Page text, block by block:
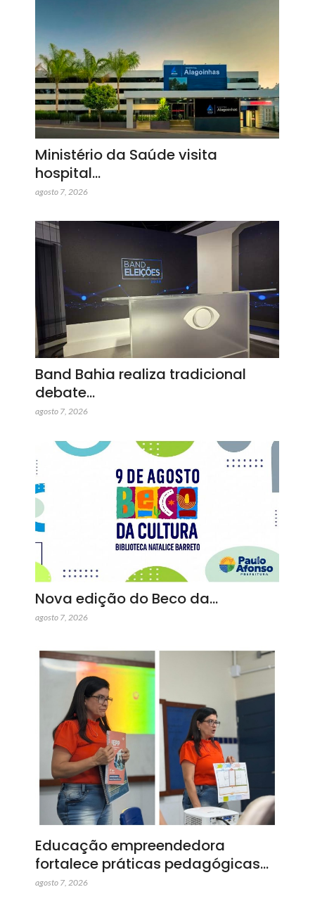
Ministério da Saúde visita
hospital…
agosto 7, 2026
Band Bahia realiza tradicional
debate…
agosto 7, 2026
Nova edição do Beco da…
agosto 7, 2026
Educação empreendedora
fortalece práticas pedagógicas…
agosto 7, 2026